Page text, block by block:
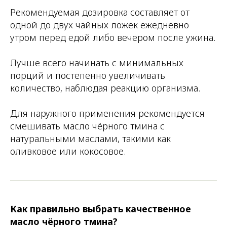
Рекомендуемая дозировка составляет от
одной до двух чайных ложек ежедневно
утром перед едой либо вечером после ужина.
Лучше всего начинать с минимальных
порций и постепенно увеличивать
количество, наблюдая реакцию организма.
Для наружного применения рекомендуется
смешивать масло чёрного тмина с
натуральными маслами, такими как
оливковое или кокосовое.
Как правильно выбрать качественное
масло чёрного тмина?